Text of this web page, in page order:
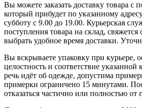
Вы можете заказать доставку товара с
который прибудет по указанному
субботу с 9.00 до 19.00. Курьерская
поступления товара на склад,
выбрать удобное время доставки.
Вы вскрываете упаковку при курьере,
целостность и соответствие
речь идёт об одежде, допустима
примерки ограничено 15 минутами.
отказаться частично или полностью от